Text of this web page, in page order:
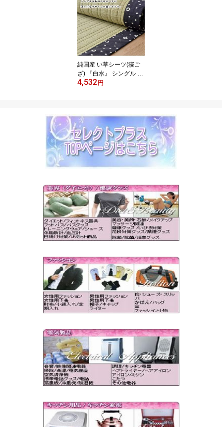
ージュ（3615100） 【送
料無料】（アンブレラ、
折傘、日傘、紫外線予
防、UV対策）
純国産 い草シーツ(寝ご
ざ) 『白水』 シングル 約
88×180cm （熊本県八代
パッド、マット）
4,532円